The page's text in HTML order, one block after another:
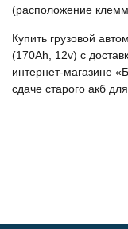
(расположение
Купить грузовой
(170Ah, 12v) с
интернет-магазине
сдаче старого акб